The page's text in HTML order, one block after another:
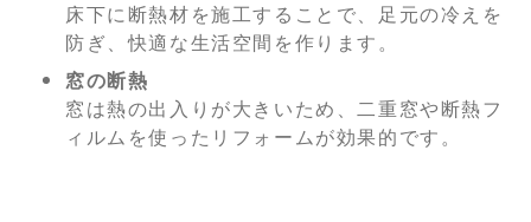
床下に断熱材を施工することで、足元の冷えを
防ぎ、快適な生活空間を作ります。
窓の断熱
窓は熱の出入りが大きいため、二重窓や断熱フ
ィルムを使ったリフォームが効果的です。